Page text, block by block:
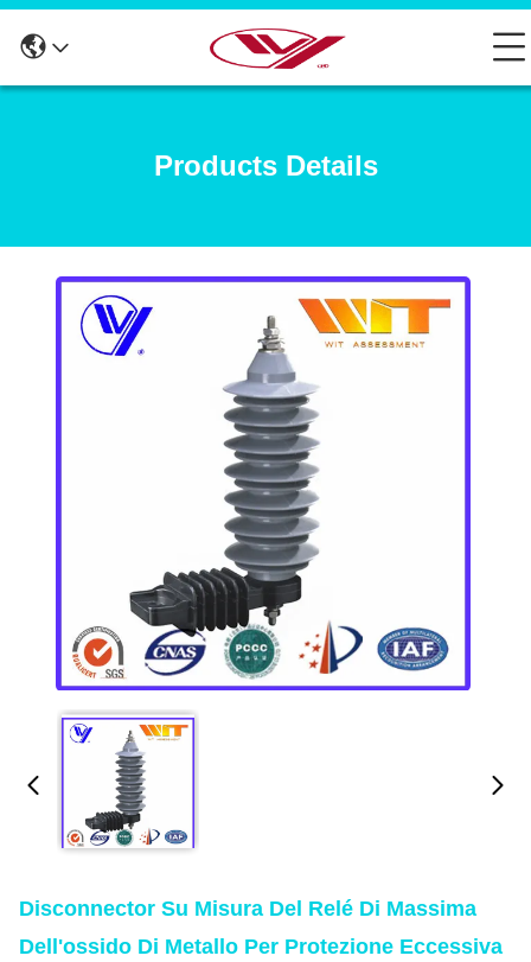
Products Details
Disconnector Su Misura Del Relé Di Massima
Dell'ossido Di Metallo Per Protezione Eccessiva